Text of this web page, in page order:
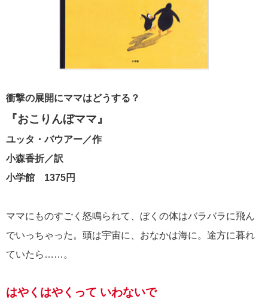
衝撃の展開にママはどうする？
『おこりんぼママ』
ユッタ・バウアー／作
小森香折／訳
小学館 1375円
ママにものすごく怒鳴られて、ぼくの体はバラバラに飛ん
でいっちゃった。頭は宇宙に、おなかは海に。途方に暮れ
ていたら……。
はやくはやくって いわないで